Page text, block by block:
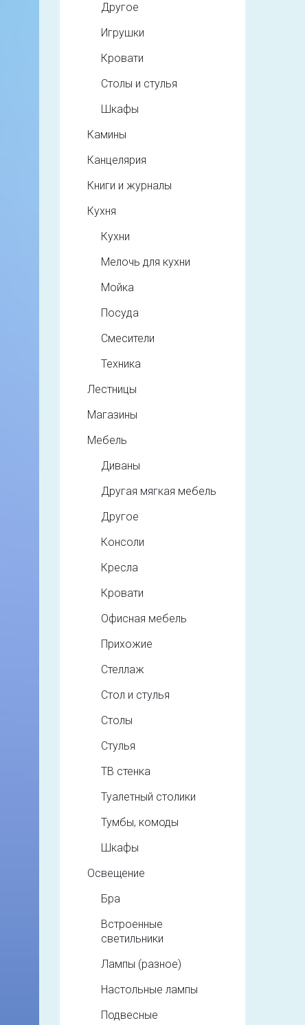
Другое
Игрушки
Кровати
Столы и стулья
Шкафы
Камины
Канцелярия
Книги и журналы
Кухня
Кухни
Мелочь для кухни
Мойка
Посуда
Смесители
Техника
Лестницы
Магазины
Мебель
Диваны
Другая мягкая мебель
Другое
Консоли
Кресла
Кровати
Офисная мебель
Прихожие
Стеллаж
Стол и стулья
Столы
Стулья
ТВ стенка
Туалетный столики
Тумбы, комоды
Шкафы
Освещение
Бра
Встроенные
светильники
Лампы (разное)
Настольные лампы
Подвесные